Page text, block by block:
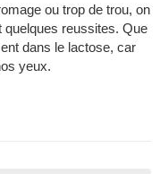
ou trop de trou, on
quelques reussites. Que
dans le lactose, car
yeux.